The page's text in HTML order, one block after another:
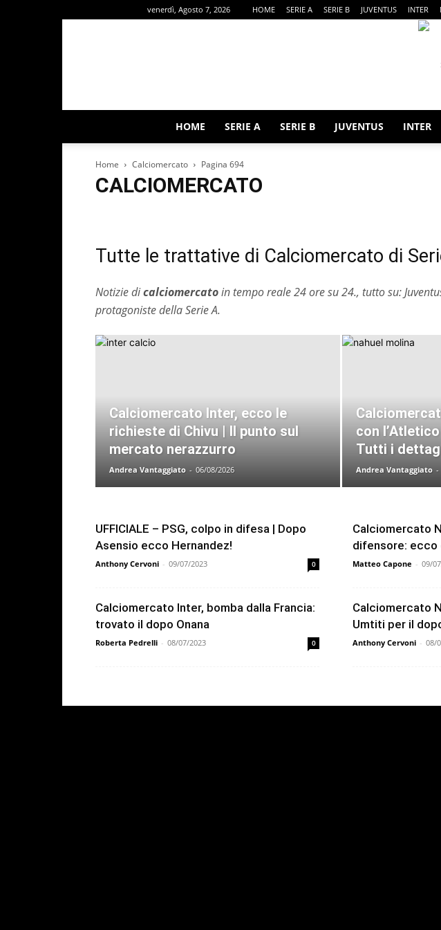
venerdì, Agosto 7, 2026 HOME SERIE A SERIE B JUVENTUS INTER
HOME SERIE A SERIE B JUVENTUS INTER
Home Calciomercato Pagina 694
CALCIOMERCATO
Tutte le trattative di Calciomercato di
Notizie dicalciomercatoin tempo reale 24 ore su 24., tutto su:
protagoniste della Serie A.
Calciomercato Inter, ecco le
richieste di Chivu | Il punto sul
mercato nerazzurro
Andrea Vantaggiato - 06/08/2026
con
Tutti i
Andrea Vantaggiato -
UFFICIALE – PSG, colpo in difesa | Dopo
Asensio ecco Hernandez!
Anthony Cervoni - 09/07/2023 0
Calciomercato
difensore: ecco
Matteo Capone - 09/
Calciomercato Inter, bomba dalla Francia:
trovato il dopo Onana
Roberta Pedrelli - 08/07/2023 0
Calciomercato
Umtiti per il
Anthony Cervoni - 08/